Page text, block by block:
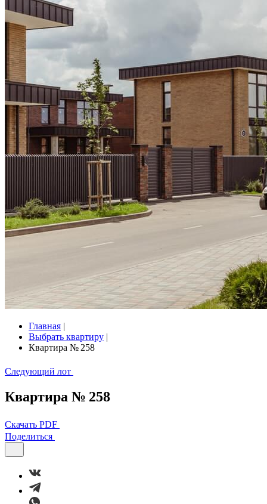
Главная |
Выбрать квартиру |
Квартира № 258
Следующий лот
Квартира № 258
Скачать PDF
Поделиться